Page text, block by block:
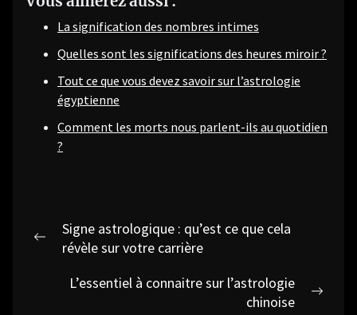
La signification des nombres intimes
Quelles sont les significations des heures miroir ?
Tout ce que vous devez savoir sur l’astrologie
égyptienne
Comment les morts nous parlent-ils au quotidien
?
Navigation
de
l’article
Previous
Signe astrologique : qu’est ce que cela
révèle sur votre carrière
L’essentiel à connaitre sur l’astrologie
chinoise